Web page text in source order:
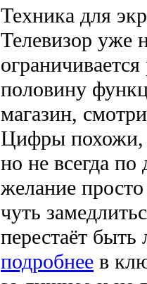
Техника для
Телевизор уже
половину
магазин,
Цифры похожи,
но не всегда
желание
чуть
перестаёт быть
подробнее в